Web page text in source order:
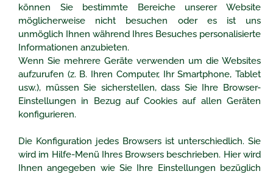
können Sie bestimmte Bereiche unserer Website
möglicherweise nicht besuchen oder es ist uns
unmöglich Ihnen während Ihres Besuches personalisierte
Informationen anzubieten.
Wenn Sie mehrere Geräte verwenden um die Websites
aufzurufen (z. B. Ihren Computer, Ihr Smartphone, Tablet
usw.), müssen Sie sicherstellen, dass Sie Ihre Browser-
Einstellungen in Bezug auf Cookies auf allen Geräten
konfigurieren.
Die Konfiguration jedes Browsers ist unterschiedlich. Sie
wird im Hilfe-Menü Ihres Browsers beschrieben. Hier wird
Ihnen angegeben wie Sie Ihre Einstellungen bezüglich